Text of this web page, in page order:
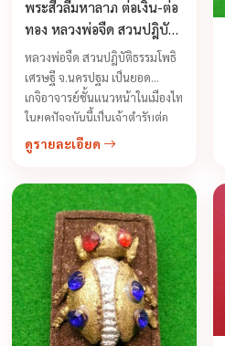
พระสีวลีมหาลาภ ต่อเงิน-ต่อ
ทอง หลวงพ่อจืด สวนปฎิบัติ
ธรรมโพธิเศรษฐี
หลวงพ่อจืด สวนปฎิบัติธรรมโพธิ
เศรษฐี จ.นครปฐม เป็นยอด
เกจิอาจารย์ชั้นแนวหน้าในเมืองไท
ในยุคปัจจุบันนี้เป็นเจ้าตำรับต่อ
เงิน-ต่อทอง จากประสบการ์แก้ผู้
บูชาตัวต่อ บูชาแล้วรวย บูชาแล้ว
ดูรายละเอียด